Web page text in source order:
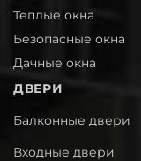
Теплые окна
Безопасные окна
Дачные окна
ДВЕРИ
Балконные двери
Входные двери